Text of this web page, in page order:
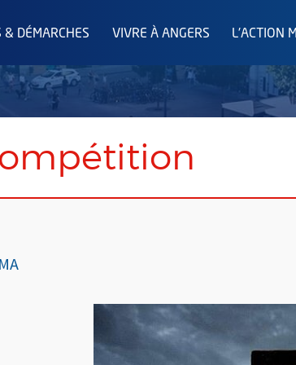
& DÉMARCHES VIVRE À ANGERS L'ACTION